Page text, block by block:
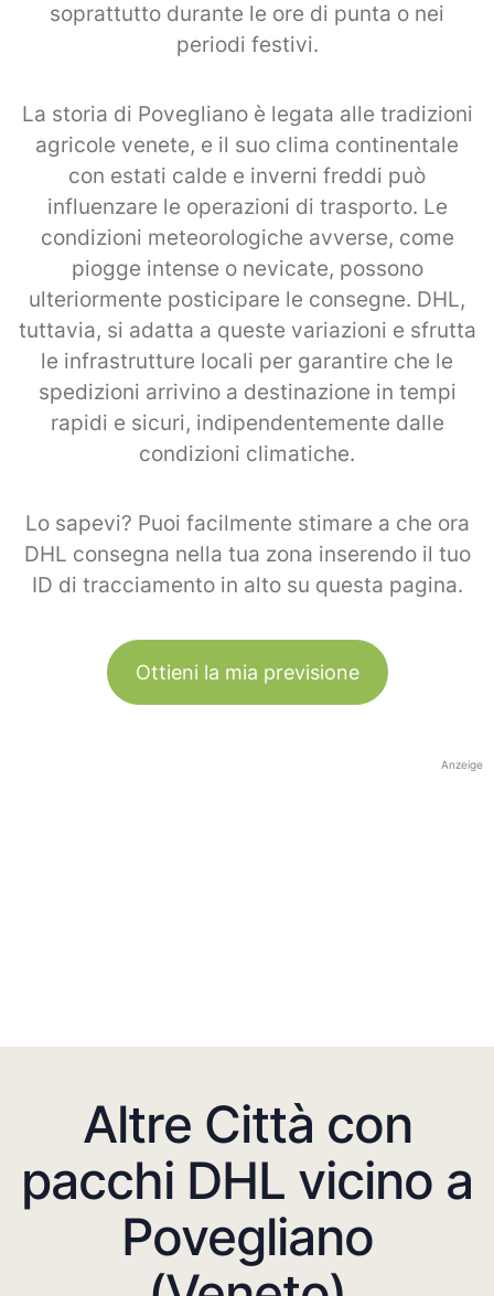
soprattutto durante le ore di punta o nei
periodi festivi.
La storia di Povegliano è legata alle tradizioni
agricole venete, e il suo clima continentale
con estati calde e inverni freddi può
influenzare le operazioni di trasporto. Le
condizioni meteorologiche avverse, come
piogge intense o nevicate, possono
ulteriormente posticipare le consegne. DHL,
tuttavia, si adatta a queste variazioni e sfrutta
le infrastrutture locali per garantire che le
spedizioni arrivino a destinazione in tempi
rapidi e sicuri, indipendentemente dalle
condizioni climatiche.
Lo sapevi? Puoi facilmente stimare a che ora
DHL consegna nella tua zona inserendo il tuo
ID di tracciamento in alto su questa pagina.
Ottieni la mia previsione
Anzeige
Altre Città con
pacchi DHL vicino a
Povegliano